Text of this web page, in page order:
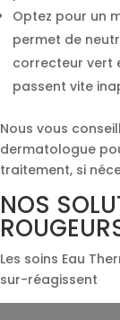
Optez pour un
permet de
correcteur vert
passent vite
Nous vous
dermatologue
traitement, si
NOS
Les soins Eau
sur-réagissent